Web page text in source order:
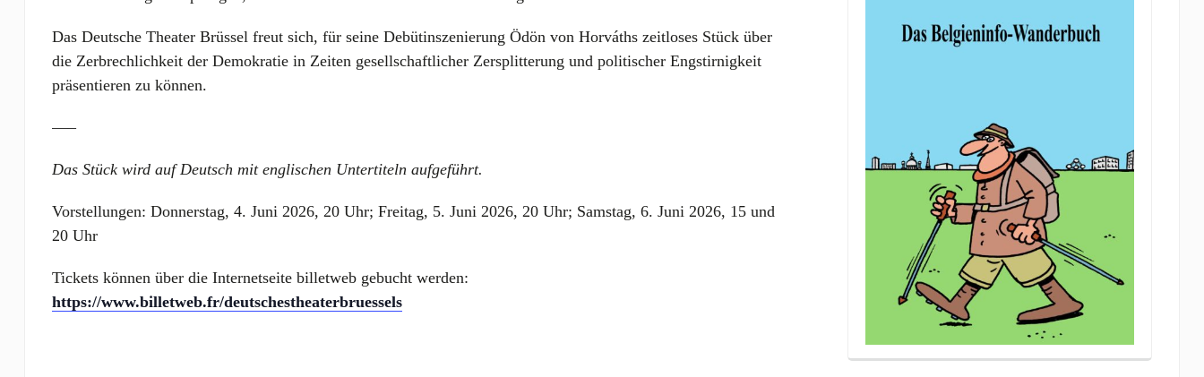
Das Deutsche Theater Brüssel freut sich, für seine Debütinszenierung Ödön von Horváths zeitloses Stück über
die Zerbrechlichkeit der Demokratie in Zeiten gesellschaftlicher Zersplitterung und politischer Engstirnigkeit
präsentieren zu können.
—–
Das Stück wird auf Deutsch mit englischen Untertiteln aufgeführt.
Vorstellungen: Donnerstag, 4. Juni 2026, 20 Uhr; Freitag, 5. Juni 2026, 20 Uhr; Samstag, 6. Juni 2026, 15 und
20 Uhr
Tickets können über die Internetseite billetweb gebucht werden:
https://www.billetweb.fr/deutschestheaterbruessels